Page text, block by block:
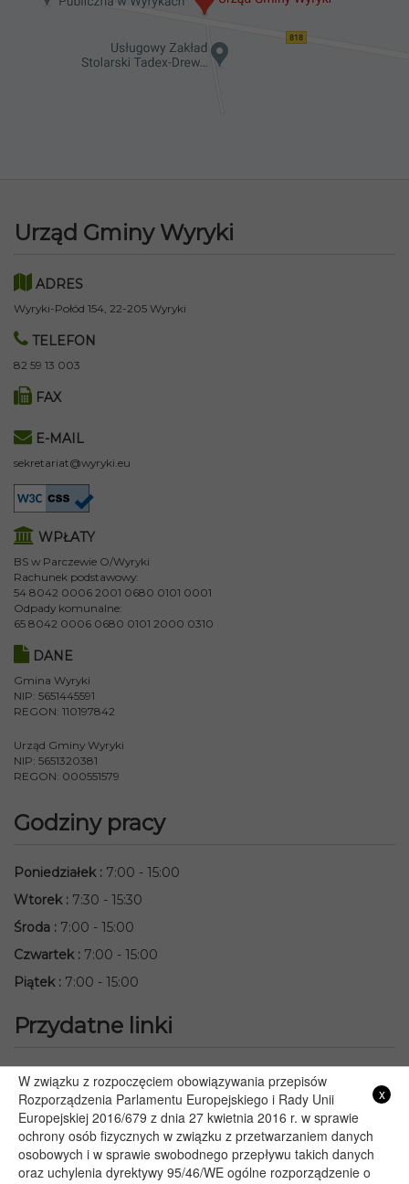
Urząd Gminy Wyryki
ADRES
Wyryki-Połód 154, 22-205 Wyryki
TELEFON
82 59 13 003
FAX
E-MAIL
sekretariat@wyryki.eu
WPŁATY
BS w Parczewie O/Wyryki
Rachunek podstawowy:
54 8042 0006 2001 0680 0101 0001
Odpady komunalne:
65 8042 0006 0680 0101 2000 0310
DANE
Gmina Wyryki
NIP: 5651445591
REGON: 110197842
Urząd Gminy Wyryki
NIP: 5651320381
REGON: 000551579
Godziny pracy
Poniedziałek : 7:00 - 15:00
Wtorek : 7:30 - 15:30
Środa : 7:00 - 15:00
Czwartek : 7:00 - 15:00
Piątek : 7:00 - 15:00
Przydatne linki
Starostwo Powiatowe we Włodawie
Lubelski Urząd Wojewódzki w Lublinie
Urząd Marszałkowski Województwa Lubelskiego w Lublinie
Serwis Rzeczypospolitej Polskiej
PGE – Planowane wyłączenia prądu
x
W związku z rozpoczęciem obowiązywania przepisów
Rozporządzenia Parlamentu Europejskiego i Rady Unii
Europejskiej 2016/679 z dnia 27 kwietnia 2016 r. w sprawie
ochrony osób fizycznych w związku z przetwarzaniem danych
osobowych i w sprawie swobodnego przepływu takich danych
oraz uchylenia dyrektywy 95/46/WE ogólne rozporządzenie o